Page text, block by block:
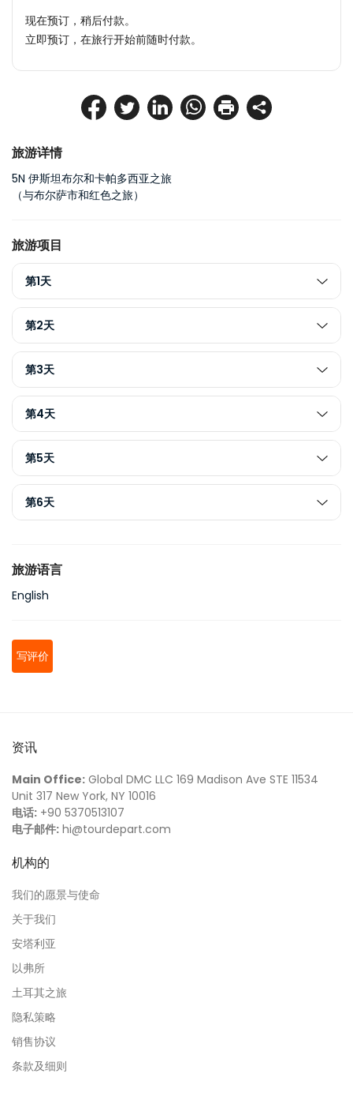
旅游详情
5N 伊斯坦布尔和卡帕多西亚之旅
（与布尔萨市和红色之旅）
旅游项目
第1天
第2天
第3天
第4天
第5天
第6天
旅游语言
English
写评价
现在预订，稍后付款。
立即预订，在旅行开始前随时付款。
资讯
Main Office: Global DMC LLC 169 Madison Ave STE 11534
Unit 317 New York, NY 10016
电话: +90 5370513107
电子邮件: hi@tourdepart.com
机构的
我们的愿景与使命
关于我们
安塔利亚
以弗所
土耳其之旅
隐私策略
销售协议
条款及细则